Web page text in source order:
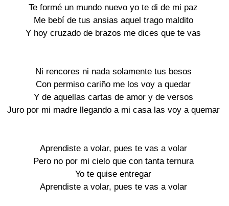
Te formé un mundo nuevo yo te di de mi paz
Me bebí de tus ansias aquel trago maldito
Y hoy cruzado de brazos me dices que te vas
Ni rencores ni nada solamente tus besos
Con permiso cariño me los voy a quedar
Y de aquellas cartas de amor y de versos
Juro por mi madre llegando a mi casa las voy a quemar
Aprendiste a volar, pues te vas a volar
Pero no por mi cielo que con tanta ternura
Yo te quise entregar
Aprendiste a volar, pues te vas a volar